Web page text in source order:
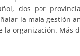
dos por
la mala gestión
organización. Más